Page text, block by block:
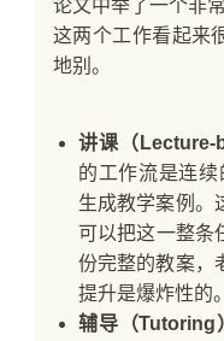
论文中举了一个非
这两个工作看起来
地别。
讲课（Lecture-
的工作流是连
生成教学案例。
可以把这一整条
份完整的教案，
提升是爆炸性的。
辅导（Tutoring